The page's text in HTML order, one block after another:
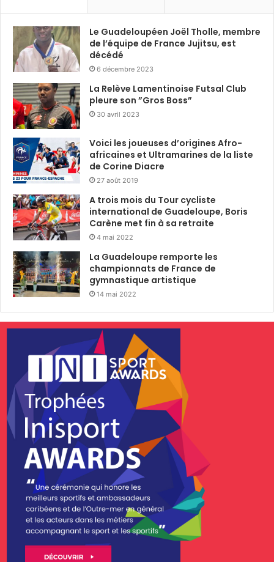
Le Guadeloupéen Joël Tholle, membre
de l’équipe de France Jujitsu, est
décédé
6 décembre 2023
La Relève Lamentinoise Futsal Club
pleure son ”Gros Boss”
30 avril 2023
Voici les joueuses d’origines Afro-
africaines et Ultramarines de la liste
de Corine Diacre
27 août 2019
A trois mois du Tour cycliste
international de Guadeloupe, Boris
Carène met fin à sa retraite
4 mai 2022
La Guadeloupe remporte les
championnats de France de
gymnastique artistique
14 mai 2022